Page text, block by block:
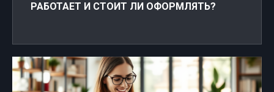
РАБОТАЕТ И СТОИТ ЛИ ОФОРМЛЯТЬ?